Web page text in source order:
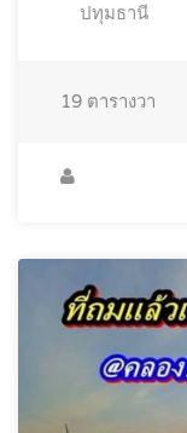
ปทุมธานี
19 ตารางวา